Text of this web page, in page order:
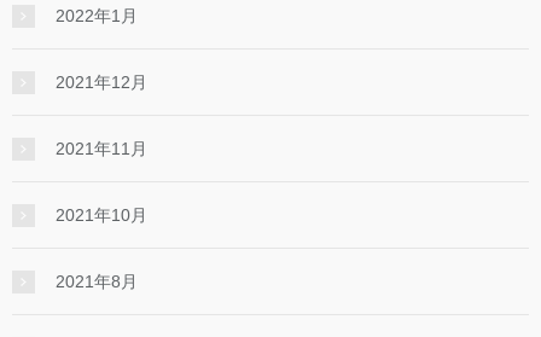
2022年1月
2021年12月
2021年11月
2021年10月
2021年8月